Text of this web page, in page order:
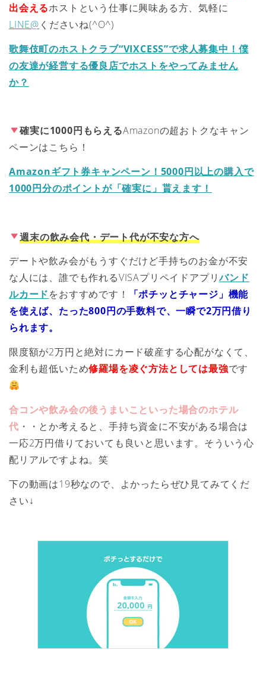
出会えるホストという仕事に興味ある方、気軽に
LINE@ くださいね(^O^)
歌舞伎町のホストクラブ“VIXCESS”で求人募集中！僕
の友達が経営する優良店でホストをやってみません
か？
確実に1000円もらえるAmazonの超おトクなキャン
ペーンはこちら！
Amazonギフト券キャンペーン！5000円以上の購入で
1000円分のポイントが「確実に」貰えます！
週末の飲み会代・デート代が不安な方へ
デートや飲み会がもうすぐだけど手持ちのお金が不安
な人には、誰でも作れるVISAプリペイドアプリバンド
ルカードをおすすめです！
「ポチッとチャージ」機能
を使えば、たった800円の手数料で、一瞬で2万円借り
られます。
限度額が2万円と絶対にカード破産する心配がなくて、
金利も超低いため修羅場を凌ぐ方法としては最強です
合コンや飲み会の後うまいこといった場合のホテル
代 ・・とか考えると、手持ち資金に不安がある場合は
一応2万円借りておいても良いと思います。そういう心
配リアルですよね。笑
下の動画は19秒なので、よかったらぜひ見てみてくだ
さい↓